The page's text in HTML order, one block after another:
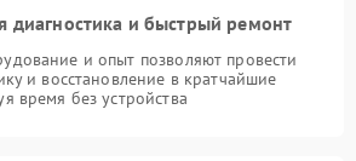
диагностика и быстрый ремонт
и опыт позволяют провести
и восстановление в кратчайшие
время без устройства